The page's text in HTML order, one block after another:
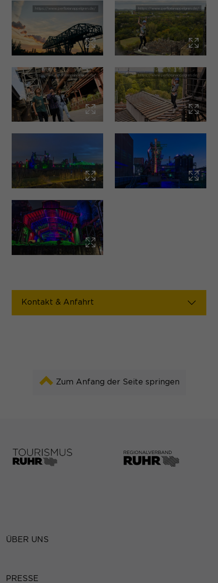
Kontakt & Anfahrt
Zum Anfang der Seite springen
ÜBER UNS
PRESSE